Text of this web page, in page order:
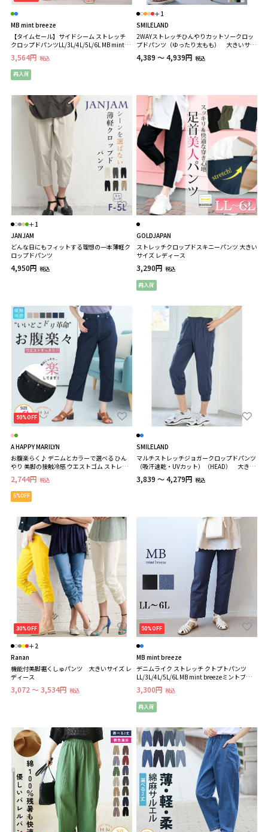
MB mint breeze
【タイムセール】サイドシーム ストレッチ
クロップドパンツLL/3L/4L/5L/6L MB mint
breezeミントブリーズ
3,564円 税込
再入荷
＋1
SMILELAND
2WAYストレッチひんやりカットソークロッ
プドパンツ（ゆったり太もも） 大きいサイ
4,389 ～ 4,939円 税込
＋1
JANJAM
どんな日にもフィットする理想の一本薄軽ク
ロップドパンツ
4,950円 税込
GOLDJAPAN
ストレッチクロップドスキニーパンツ 大きい
サイズ レディース
3,290円 税込
再入荷
50%OFF
A HAPPY MARILYN
お腹楽らく♪ デニムとカラーで選べる ひん
やり 美脚の接触冷感 ウエストゴム ストレッ
チパンツ
2,744円 税込
5%OFF
SMILELAND
マルチストレッチジョガークロップドパンツ
（吸汗速乾・UVカット）（HEAD） 大きい
3,839 ～ 4,279円 税込
30%OFF
＋2
Ranan
機能付美脚裾くしゅパンツ 大きいサイズ レ
ディース
3,072 ～ 3,534円 税込
50%OFF
MB mint breeze
デニムライク ストレッチ クトプトパンツ
LL/3L/4L/5L/6L MB mint breezeミントブリー
ズ
3,300円 税込
再入荷